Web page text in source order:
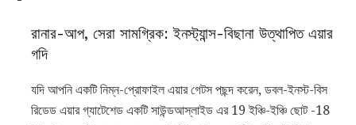
রানার-আপ, সেরা সামগ্রিক: ইনস্ট্যান্স-বিছানা উত্থাপিত এয়ার
গদি
যদি আপনি একটি নিম্ন-প্রোফাইল এয়ার গেটস পছন্দ করেন, ডবল-ইনস্ট-বিস
রিডেড এয়ার গ্যাটেশেড একটি সাউন্ডআস্লাইড এর 19 ইঞ্চি-ইঞ্চি ছোট -18